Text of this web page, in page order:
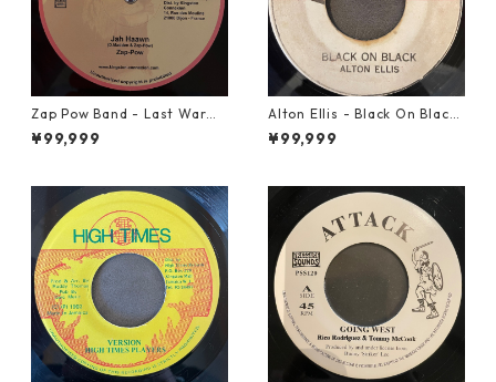
Zap Pow Band - Last War【1
2-50056】
¥99,999
Alton Ellis - Black On Black
【7-21982】
¥99,999